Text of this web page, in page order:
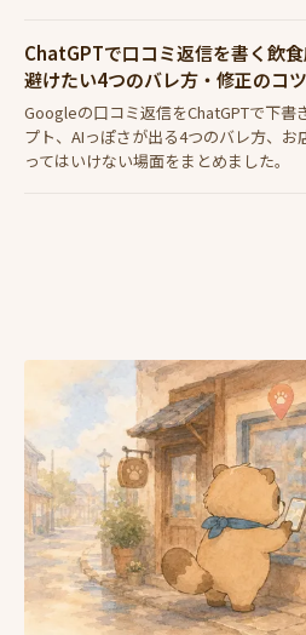
ChatGPTで口コミ返信を書く飲
避けたい4つのバレ方・修正のコツ
Googleの口コミ返信をChatGPTで下書
プト、AIっぽさが出る4つのバレ方、
ってはいけない場面をまとめました。